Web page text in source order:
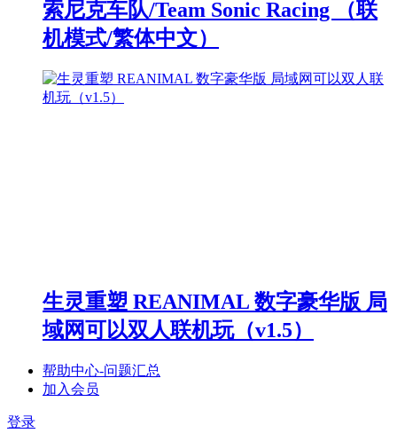
索尼克车队/Team Sonic Racing （联
机模式/繁体中文）
生灵重塑 REANIMAL 数字豪华版 局
域网可以双人联机玩（v1.5）
帮助中心-问题汇总
加入会员
登录